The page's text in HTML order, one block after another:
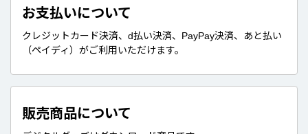
お支払いについて
クレジットカード決済、d払い決済、PayPay決済、あと払い
（ペイディ）がご利用いただけます。
販売商品について